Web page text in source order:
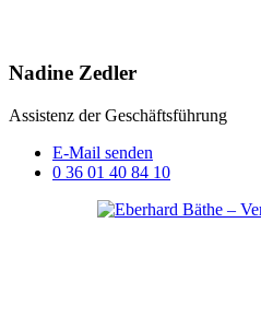
Nadine Zedler
Assistenz der Geschäftsführung
E-Mail senden
0 36 01 40 84 10